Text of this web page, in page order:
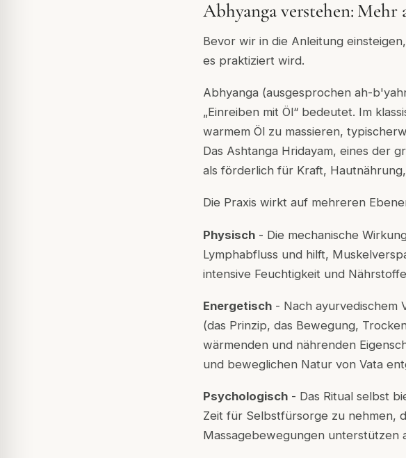
Abhyanga verstehen: Mehr
Bevor wir in die Anleitung
es praktiziert wird.
Abhyanga (ausgesprochen ah-
„Einreiben mit Öl“ bedeutet. Im
warmem Öl zu massieren,
Das Ashtanga Hridayam, eines der
als förderlich für Kraft,
Die Praxis wirkt auf mehreren
Physisch - Die mechanische
Lymphabfluss und hilft,
intensive Feuchtigkeit und
Energetisch - Nach ayurvedischem
(das Prinzip, das Bewegung,
wärmenden und nährenden
und beweglichen Natur von Vata
Psychologisch - Das Ritual selbst
Zeit für Selbstfürsorge zu nehmen,
Massagebewegungen unterstützen